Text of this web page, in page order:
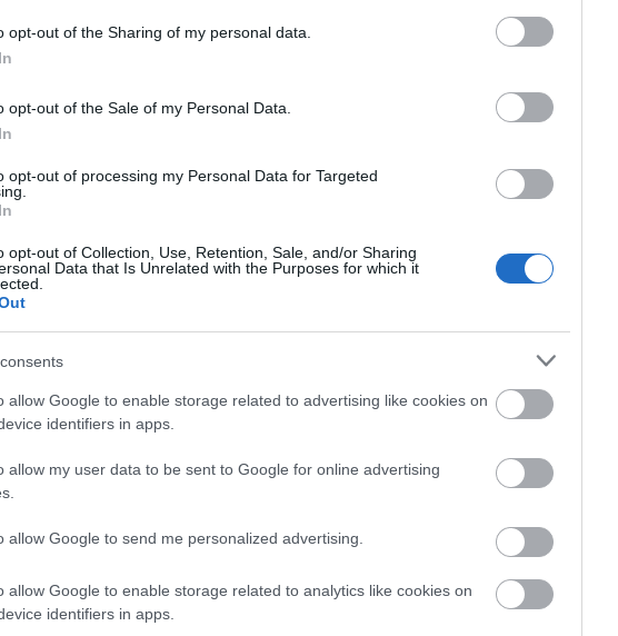
opt-out of the Sharing of my personal data.
opt-out of the Sale of my Personal Data.
opt-out of processing my Personal Data for Targeted
opt-out of Collection, Use, Retention, Sale, and/or Sharing
Data that Is Unrelated with the Purposes for which it
allow Google to enable storage related to advertising like cookies on
identifiers in apps.
allow my user data to be sent to Google for online advertising
allow Google to send me personalized advertising.
allow Google to enable storage related to analytics like cookies on
identifiers in apps.
Niall Kennedy
fogalmazott, hogy - mint arra a Moody's is
változások, köztük a új, "történelmi"
kiterjedő költséglefaragások hosszú távon
július 31-én zárult pénzügyi évben "jelentősen
2,8 millió dollárnál. Az intézmény az apadó
de bízik abban, hogy az új munkaügyi
megújuló erőfeszítésekkel párosulva nagyobb
90 millió dolláros kiadáscsökkentést hajtanak végre
a fizetéscsökkentésből származik majd. A Met
öt évben megkétszerezzék a támogatásokat. A ház
célra adott támogatásokból is nagy összegeket
Az elmúlt két pénzügyi évben a támogatások 8,8,
az ésszerűnek tartott 5 százalékos mértéket.